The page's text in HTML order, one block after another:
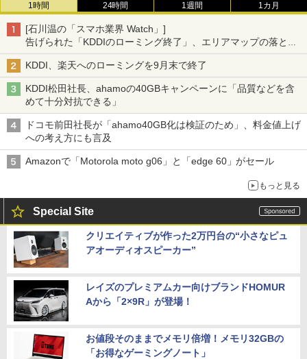
1時間 24時間 1週間 1カ月
[石川温の「スマホ業界 Watch」]
告げられた「KDDIのローミング終了」、エリアマップの落とし
穴と楽天モバイルの課題
KDDI、楽天へのローミングを9月末で終了
KDDI松田社長、ahamoの40GBキャンペーンに「品質などを含
めて十分対抗できる」
ドコモ前田社長が「ahamo40GB化は検証のため」、料金値上げ
への考え方にも言及
Amazonで「Motorola moto g06」と「edge 60」がセール
もっと見る
Special Site
クリエイティブが作った2万円台の“小さなピュ
アオーディオスピーカー”
レイズのプレミアムカー向けブランドHOMUR
Aから「2×9R」が登場！
お値段そのままでメモリ倍増！メモリ32GBの
「お得なゲーミングノート」